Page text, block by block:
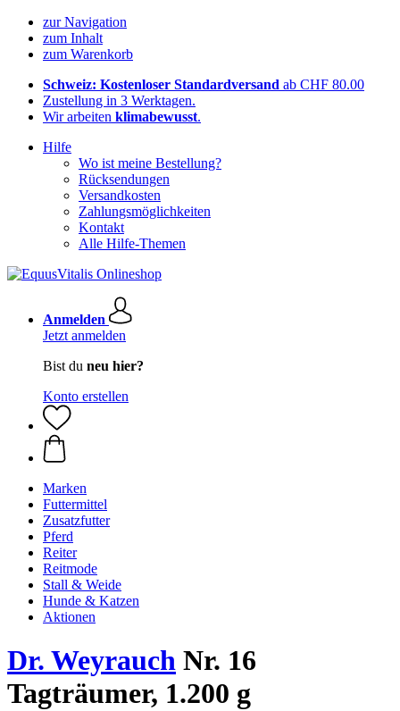
zur Navigation
zum Inhalt
zum Warenkorb
Schweiz: Kostenloser Standardversand ab CHF 80.00
Zustellung in 3 Werktagen.
Wir arbeiten klimabewusst.
Hilfe
Wo ist meine Bestellung?
Rücksendungen
Versandkosten
Zahlungsmöglichkeiten
Kontakt
Alle Hilfe-Themen
Anmelden
Jetzt anmelden
Bist du neu hier?
Konto erstellen
Marken
Futtermittel
Zusatzfutter
Pferd
Reiter
Reitmode
Stall & Weide
Hunde & Katzen
Aktionen
Dr. Weyrauch Nr. 16
Tagträumer, 1.200 g